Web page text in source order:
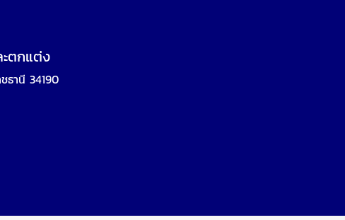
ตกแต่ง
ธานี 34190